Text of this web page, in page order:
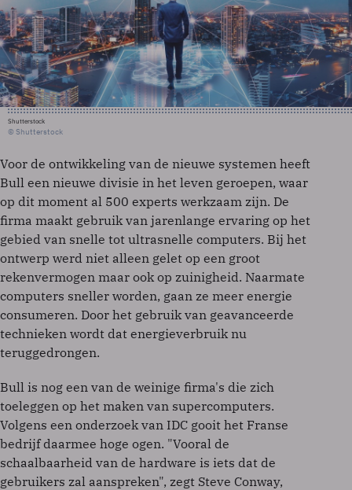
Shutterstock
© Shutterstock
Voor de ontwikkeling van de nieuwe systemen heeft
Bull een nieuwe divisie in het leven geroepen, waar
op dit moment al 500 experts werkzaam zijn. De
firma maakt gebruik van jarenlange ervaring op het
gebied van snelle tot ultrasnelle computers. Bij het
ontwerp werd niet alleen gelet op een groot
rekenvermogen maar ook op zuinigheid. Naarmate
computers sneller worden, gaan ze meer energie
consumeren. Door het gebruik van geavanceerde
technieken wordt dat energieverbruik nu
teruggedrongen.
Bull is nog een van de weinige firma's die zich
toeleggen op het maken van supercomputers.
Volgens een onderzoek van IDC gooit het Franse
bedrijf daarmee hoge ogen. "Vooral de
schaalbaarheid van de hardware is iets dat de
gebruikers zal aanspreken", zegt Steve Conway,